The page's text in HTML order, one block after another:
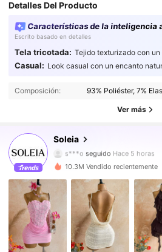
Detalles Del Producto
Características de la inteligencia
Escrito basado en detalles
Tela tricotada: Tejido texturizado con un
Casual: Look casual con un encanto
Composición: 93% Poliéster, 7%
Ver más
Soleia
2.4M Seguidores
4.91
s***o seguido Hace 5 horas
4.91
2.4M Seguidores
2.4M Seguidores
4.91 2.4M Seguidores
10.3M Vendido recientemente